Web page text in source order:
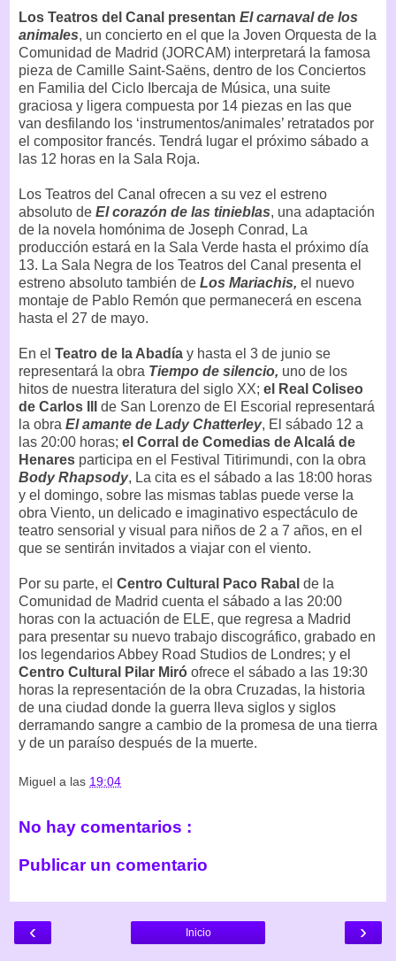
Los Teatros del Canal presentan El carnaval de los
animales, un concierto en el que la Joven Orquesta de la
Comunidad de Madrid (JORCAM) interpretará la famosa
pieza de Camille Saint-Saëns, dentro de los Conciertos
en Familia del Ciclo Ibercaja de Música, una suite
graciosa y ligera compuesta por 14 piezas en las que
van desfilando los ‘instrumentos/animales’ retratados por
el compositor francés. Tendrá lugar el próximo sábado a
las 12 horas en la Sala Roja.
Los Teatros del Canal ofrecen a su vez el estreno
absoluto de El corazón de las tinieblas, una adaptación
de la novela homónima de Joseph Conrad, La
producción estará en la Sala Verde hasta el próximo día
13. La Sala Negra de los Teatros del Canal presenta el
estreno absoluto también de Los Mariachis, el nuevo
montaje de Pablo Remón que permanecerá en escena
hasta el 27 de mayo.
En el Teatro de la Abadía y hasta el 3 de junio se
representará la obra Tiempo de silencio, uno de los
hitos de nuestra literatura del siglo XX; el Real Coliseo
de Carlos III de San Lorenzo de El Escorial representará
la obra El amante de Lady Chatterley, El sábado 12 a
las 20:00 horas; el Corral de Comedias de Alcalá de
Henares participa en el Festival Titirimundi, con la obra
Body Rhapsody, La cita es el sábado a las 18:00 horas
y el domingo, sobre las mismas tablas puede verse la
obra Viento, un delicado e imaginativo espectáculo de
teatro sensorial y visual para niños de 2 a 7 años, en el
que se sentirán invitados a viajar con el viento.
Por su parte, el Centro Cultural Paco Rabal de la
Comunidad de Madrid cuenta el sábado a las 20:00
horas con la actuación de ELE, que regresa a Madrid
para presentar su nuevo trabajo discográfico, grabado en
los legendarios Abbey Road Studios de Londres; y el
Centro Cultural Pilar Miró ofrece el sábado a las 19:30
horas la representación de la obra Cruzadas, la historia
de una ciudad donde la guerra lleva siglos y siglos
derramando sangre a cambio de la promesa de una tierra
y de un paraíso después de la muerte.
Miguel a las 19:04
No hay comentarios :
Publicar un comentario
‹ ›
Inicio